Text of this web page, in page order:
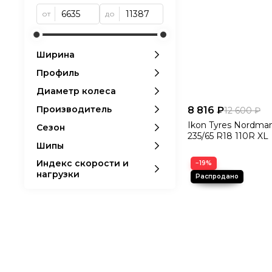
Доступные
215/65 R16
225/60 R17
8 816 ₽12 600 ₽
Ikon Tyres
235/65 R18 110R XL
−19%
от до
Ширина
Профиль
Диаметр колеса
Производитель
Сезон
Шипы
Индекс скорости и
нагрузки